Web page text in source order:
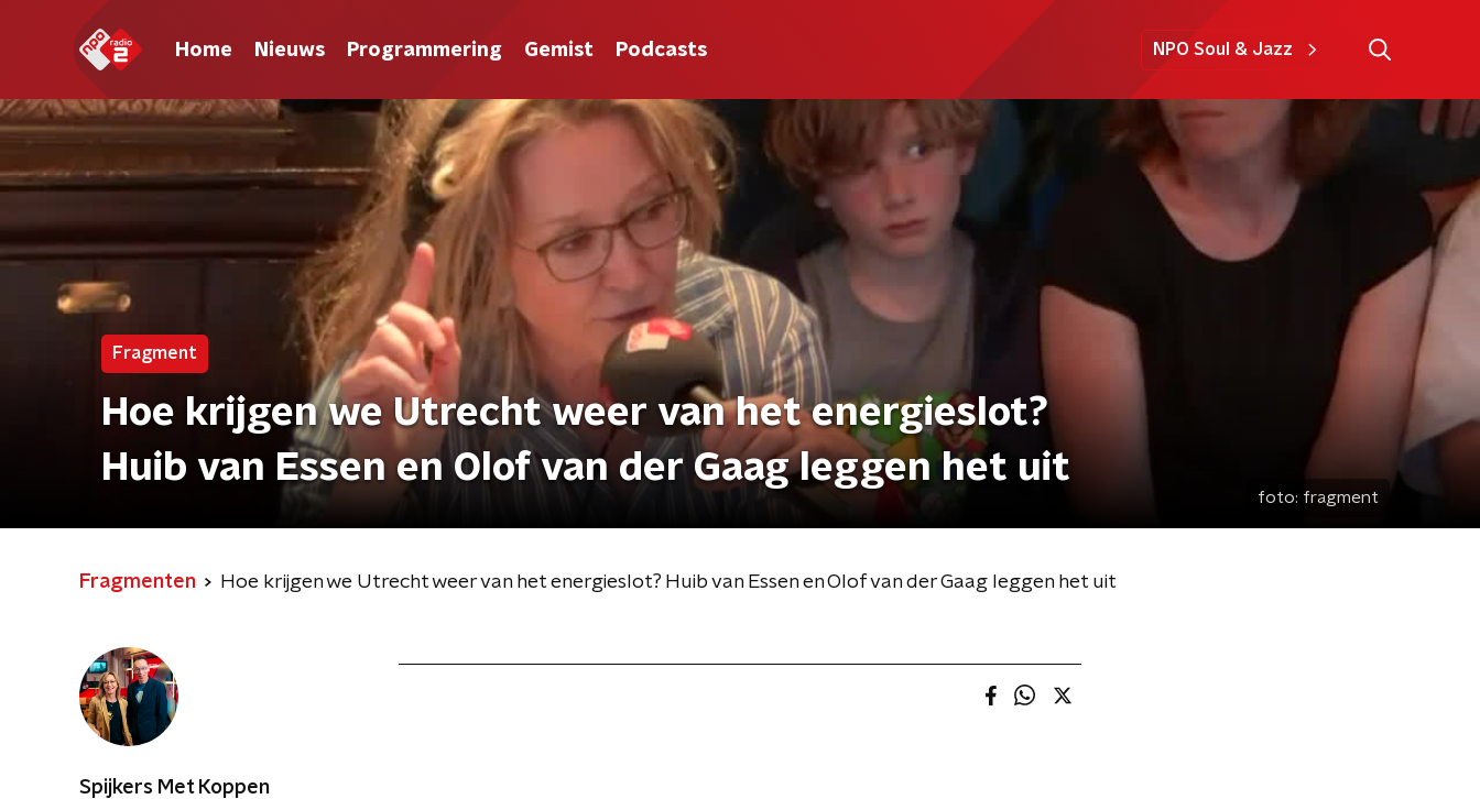
Home Nieuws Programmering Gemist Podcasts NPO Soul & Jazz
Fragment
Hoe krijgen we Utrecht weer van het energieslot?
Huib van Essen en Olof van der Gaag leggen het uit
foto: fragment
Fragmenten Hoe krijgen we Utrecht weer van het energieslot? Huib van Essen en Olof van der Gaag leggen het uit
Spijkers Met Koppen